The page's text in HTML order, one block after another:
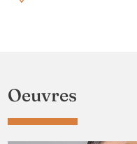
Oeuvres